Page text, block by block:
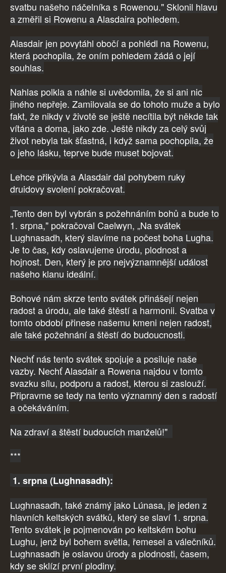
svatbu našeho náčelníka s Rowenou." Sklonil hlavu
a změřil si Rowenu a Alasdaira pohledem.
Alasdair jen povytáhl obočí a pohlédl na Rowenu,
která pochopila, že oním pohledem žádá o její
souhlas.
Nahlas polkla a náhle si uvědomila, že si ani nic
jiného nepřeje. Zamilovala se do tohoto muže a bylo
fakt, že nikdy v životě se ještě necítila být někde tak
vítána a doma, jako zde. Ještě nikdy za celý svůj
život nebyla tak šťastná, i když sama pochopila, že
o jeho lásku, teprve bude muset bojovat.
Lehce přikývla a Alasdair dal pohybem ruky
druidovy svolení pokračovat.
„Tento den byl vybrán s požehnáním bohů a bude to
1. srpna," pokračoval Caelwyn, „Na svátek
Lughnasadh, který slavíme na počest boha Lugha.
Je to čas, kdy oslavujeme úrodu, plodnost a
hojnost. Den, který je pro nejvýznamnější událost
našeho klanu ideální.
Bohové nám skrze tento svátek přinášejí nejen
radost a úrodu, ale také štěstí a harmonii. Svatba v
tomto období přinese našemu kmeni nejen radost,
ale také požehnání a štěstí do budoucnosti.
Nechť nás tento svátek spojuje a posiluje naše
vazby. Nechť Alasdair a Rowena najdou v tomto
svazku sílu, podporu a radost, kterou si zaslouží.
Připravme se tedy na tento významný den s radostí
a očekáváním.
Na zdraví a štěstí budoucích manželů!"
***
1. srpna (Lughnasadh):
Lughnasadh, také známý jako Lúnasa, je jeden z
hlavních keltských svátků, který se slaví 1. srpna.
Tento svátek je pojmenován po keltském bohu
Lughu, jenž byl bohem světla, řemesel a válečníků.
Lughnasadh je oslavou úrody a plodnosti, časem,
kdy se sklízí první plodiny.